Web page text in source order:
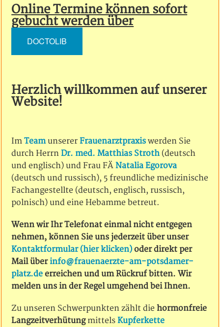
Online Termine können sofort
gebucht werden über
DOCTOLIB
Herzlich willkommen auf unserer
Website!
ImTeamunserer Frauenarztpraxis werden Sie
durch HerrnDr. med. Matthias Stroth (deutsch
und englisch) und Frau FÄNatalia Egorova
(deutsch und russisch), 5 freundliche medizinische
Fachangestellte (deutsch, englisch, russisch,
polnisch) und eine Hebamme betreut.
Wenn wir Ihr Telefonat einmal nicht entgegen
nehmen, können Sie uns jederzeit über unser
Kontaktformular (hier klicken) oder direkt per
Mail überinfo@frauenaerzte-am-potsdamer-
platz.de erreichen und um Rückruf bitten. Wir
melden uns in der Regel umgehend bei Ihnen.
Zu unseren Schwerpunkten zählt die hormonfreie
Langzeitverhütung mittelsKupferkette